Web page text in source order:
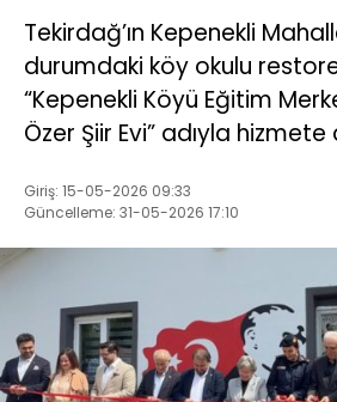
Tekirdağ’ın Kepenekli
durumdaki köy okulu
“Kepenekli Köyü Eğitim
Özer Şiir Evi” adıyla hizmete
Giriş: 15-05-2026 09:33
Güncelleme: 31-05-2026 17:10